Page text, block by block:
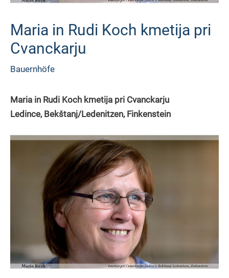
Maria in Rudi Koch kmetija pri
Cvanckarju
Bauernhöfe
Maria in Rudi Koch kmetija pri Cvanckarju
Ledince, Bekštanj/Ledenitzen, Finkenstein